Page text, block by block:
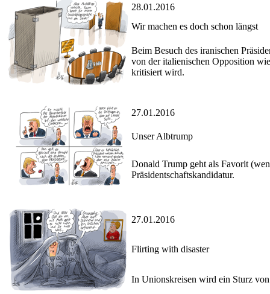
28.01.2016
Wir machen es doch schon längst
Beim Besuch des iranischen
von der italienischen Opposition
kritisiert wird.
27.01.2016
Unser Albtrump
Donald Trump geht als Favorit
Präsidentschaftskandidatur.
27.01.2016
Flirting with disaster
In Unionskreisen wird ein Sturz